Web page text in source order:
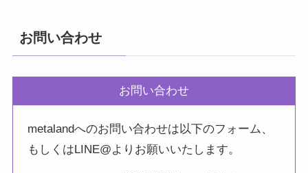
お問い合わせ
お問い合わせ
metalandへのお問い合わせは以下のフォーム、
もしくはLINE@よりお願いいたします。